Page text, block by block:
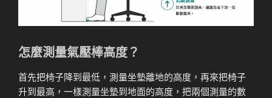
怎麼測量氣壓棒高度？
首先把椅子降到最低，測量坐墊離地的高度，再來把椅子
升到最高，一樣測量坐墊到地面的高度，把兩個測量的數